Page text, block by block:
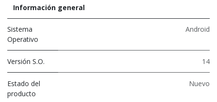
Información general
Sistema
Operativo
Android
Versión S.O. 14
Estado del
producto
Nuevo